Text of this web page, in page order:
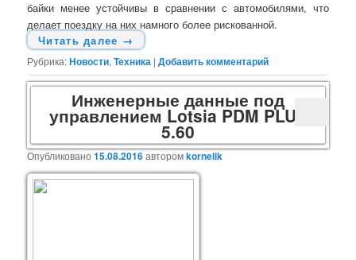
байки менее устойчивы в сравнении с автомобилями, что
делает поездку на них намного более рискованной.
Читать далее →
Рубрика:Новости,Техника |Добавить комментарий
Инженерные данные под
управлением Lotsia PDM PLUS
5.60
Опубликовано15.08.2016авторомkornelik